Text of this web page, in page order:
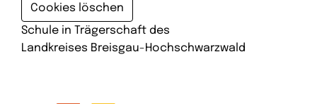
Cookies löschen
Schule in Trägerschaft des
Landkreises Breisgau-Hochschwarzwald